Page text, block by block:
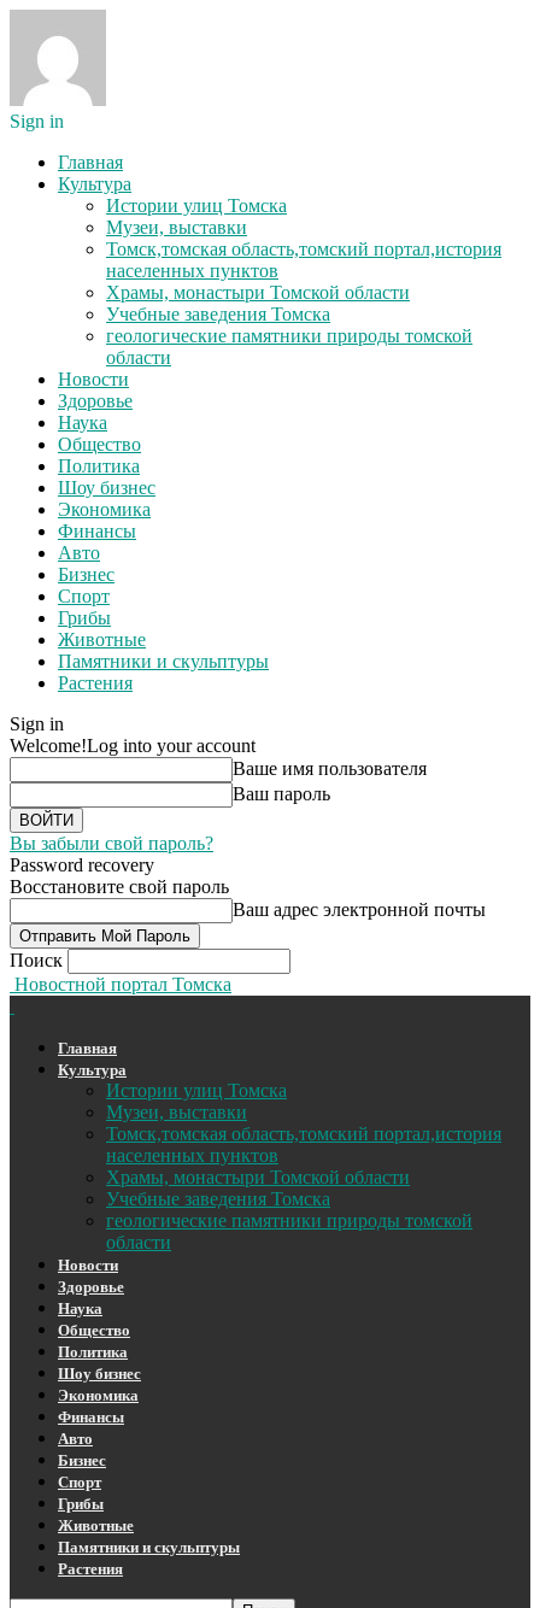
Sign in
Главная
Культура
Истории улиц Томска
Музеи, выставки
Томск,томская область,томский портал,история
населенных пунктов
Храмы, монастыри Томской области
Учебные заведения Томска
геологические памятники природы томской
области
Новости
Здоровье
Наука
Общество
Политика
Шоу бизнес
Экономика
Финансы
Авто
Бизнес
Спорт
Грибы
Животные
Памятники и скульптуры
Растения
Sign in
Welcome!Log into your account
Ваше имя пользователя
Ваш пароль
Вы забыли свой пароль?
Password recovery
Восстановите свой пароль
Ваш адрес электронной почты
Поиск
Новостной портал Томска
Главная
Культура
Истории улиц Томска
Музеи, выставки
Томск,томская область,томский портал,история
населенных пунктов
Храмы, монастыри Томской области
Учебные заведения Томска
геологические памятники природы томской
области
Новости
Здоровье
Наука
Общество
Политика
Шоу бизнес
Экономика
Финансы
Авто
Бизнес
Спорт
Грибы
Животные
Памятники и скульптуры
Растения